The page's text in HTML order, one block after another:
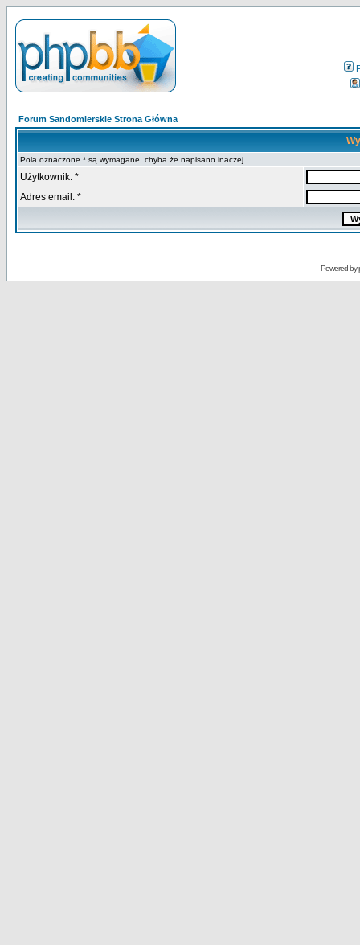
Forum Sandomierskie Strona Główna
Pola oznaczone * są wymagane, chyba że napisano inaczej
Użytkownik: *
Adres email: *
Powered by